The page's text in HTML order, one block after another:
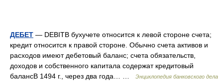
ДЕБЕТ — DEBITВ бухучете относится к левой стороне счета;
кредит относится к правой стороне. Обычно счета активов и
расходов имеют дебетовый баланс; счета обязательств,
доходов и собственного капитала содержат кредитовый
балансВ 1494 г., через два года… …
Энциклопедия банковского дела